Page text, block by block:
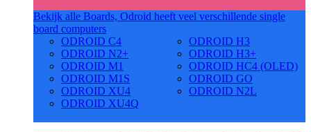
Bekijk alle Boards, Odroid heeft veel verschillende single
board computers
ODROID C4
ODROID N2+
ODROID M1
ODROID M1S
ODROID XU4
ODROID XU4Q
ODROID H3
ODROID H3+
ODROID HC4 (OLED)
ODROID GO
ODROID N2L